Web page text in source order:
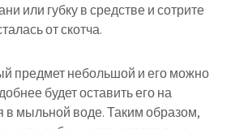
или губку в средстве и сотрите
от скотча.
предмет небольшой и его можно
будет оставить его на
в мыльной воде. Таким образом,